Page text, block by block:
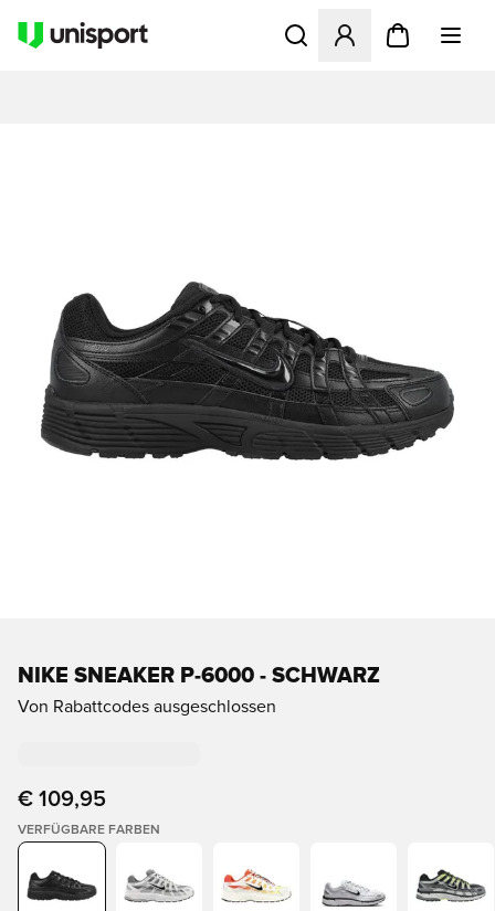
Öffnet ein Fenster zum
NIKE SNEAKER P-6000 - SCHWARZ
Von Rabattcodes ausgeschlossen
€ 109,95
VERFÜGBARE FARBEN